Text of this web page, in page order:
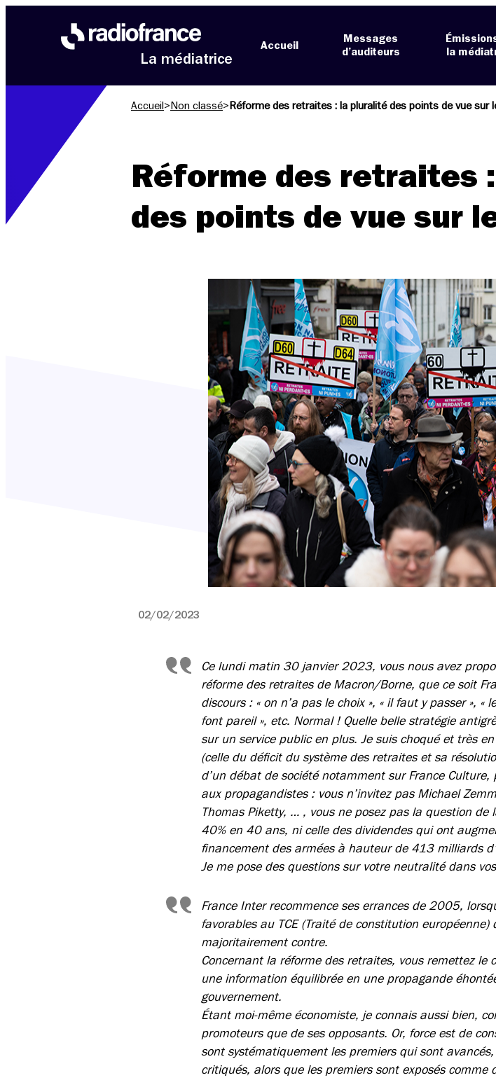
La médiatrice
Accueil
Messages
d’auditeurs
la
Accueil > Non classé> Réforme des retraites : la pluralité des points de vue sur
Réforme des retraites
des points de vue sur
02/02/2023
Ce lundi matin 30 janvier 2023, vous nous avez
réforme des retraites de Macron/Borne, que ce soit
discours : « on n’a pas le choix », « il faut y passer »,
font pareil », etc. Normal ! Quelle belle stratégie
sur un service public en plus. Je suis choqué et très
(celle du déficit du système des retraites et sa
d’un débat de société notamment sur France Culture,
aux propagandistes : vous n’invitez pas Michael
Thomas Piketty, … , vous ne posez pas la question
40% en 40 ans, ni celle des dividendes qui ont
financement des armées à hauteur de 413 milliards
Je me pose des questions sur votre neutralité dans
France Inter recommence ses errances de 2005,
favorables au TCE (Traité de constitution
majoritairement contre.
Concernant la réforme des retraites, vous remettez
une information équilibrée en une propagande
gouvernement.
Étant moi-même économiste, je connais aussi bien,
promoteurs que de ses opposants. Or, force est de
sont systématiquement les premiers qui sont
critiqués, alors que les premiers sont exposés comme